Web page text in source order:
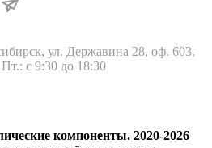
ул. Державина 28, оф. 603,
с 9:30 до 18:30
компоненты. 2020-2026